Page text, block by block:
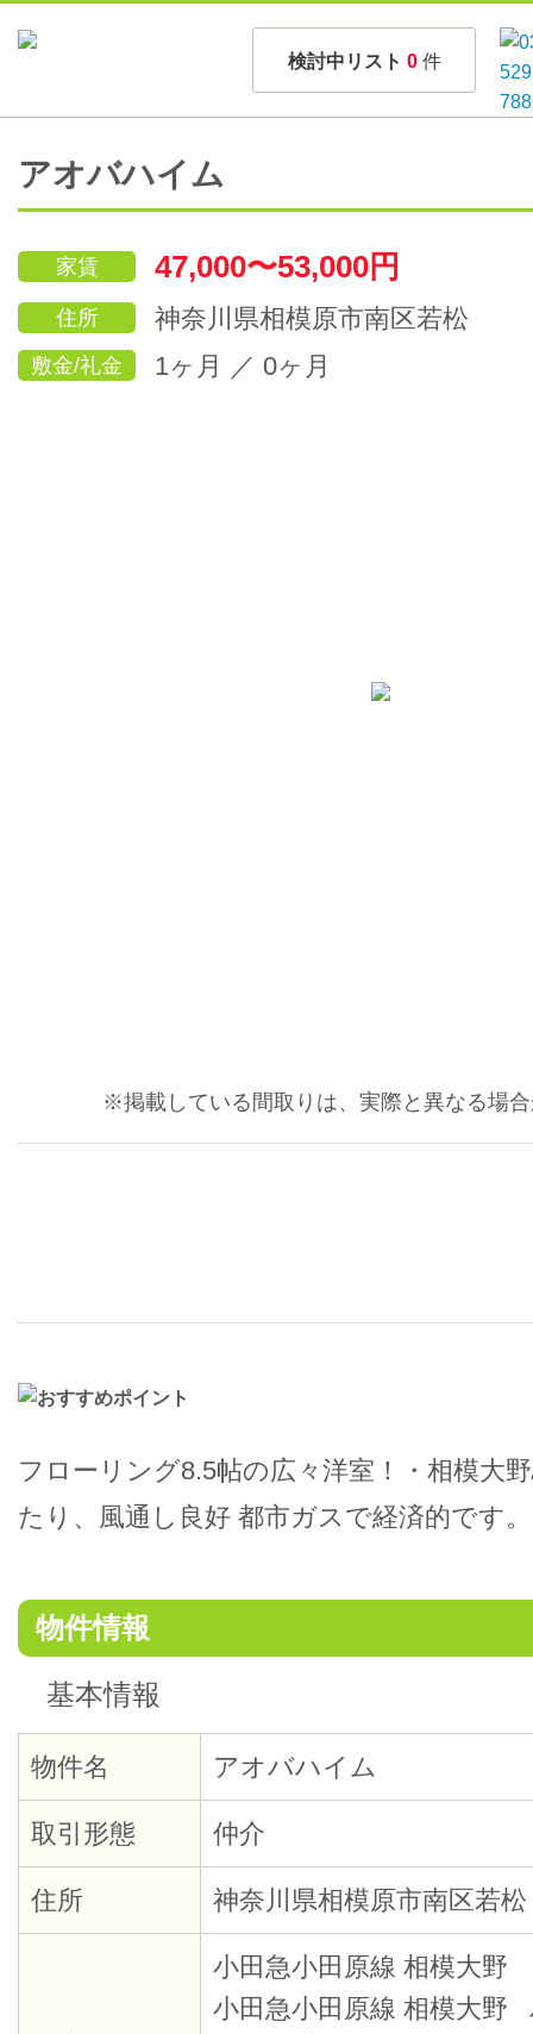
検討中リスト 0 件
アオバハイム
家賃 47,000〜53,000円
住所 神奈川県相模原市南区若松
敷金/礼金 1ヶ月 ／ 0ヶ月
※掲載している間取りは、実際と異なる場
フローリング8.5帖の広々洋室！・相模大
たり、風通し良好 都市ガスで経済的です。
物件情報
基本情報
物件名 アオバハイム
取引形態 仲介
住所 神奈川県相模原市南区若松
小田急小田原線 相模大野
小田急小田原線 相模大野